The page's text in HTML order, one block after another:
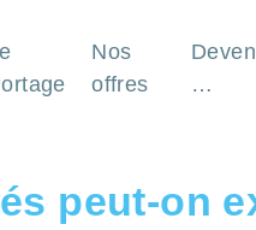
Nos
offres
…
peut-on